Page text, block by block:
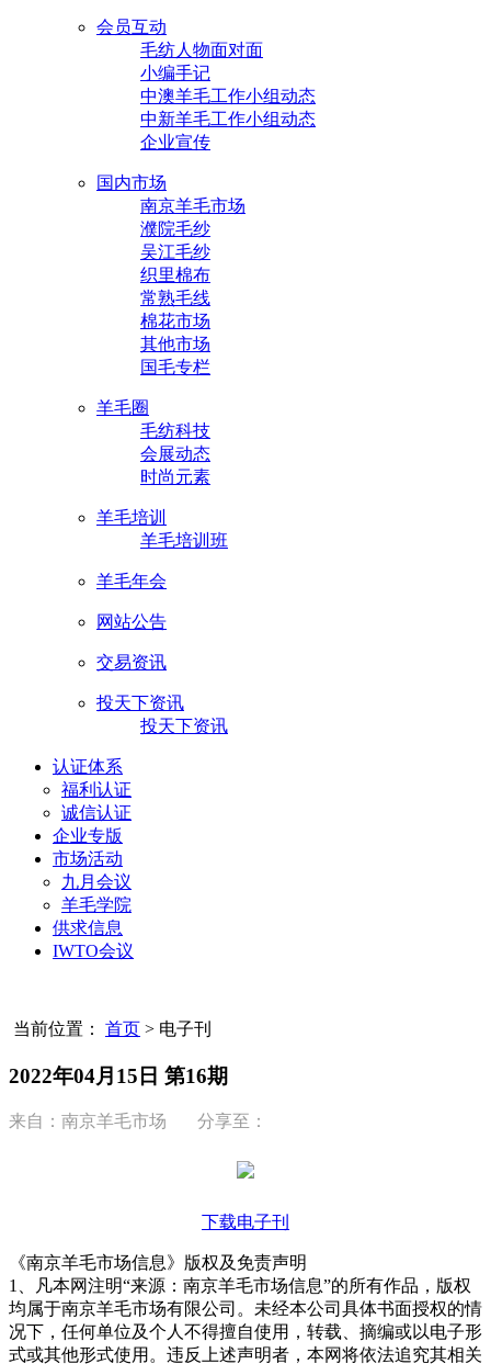
会员互动
毛纺人物面对面
小编手记
中澳羊毛工作小组动态
中新羊毛工作小组动态
企业宣传
国内市场
南京羊毛市场
濮院毛纱
吴江毛纱
织里棉布
常熟毛线
棉花市场
其他市场
国毛专栏
羊毛圈
毛纺科技
会展动态
时尚元素
羊毛培训
羊毛培训班
羊毛年会
网站公告
交易资讯
投天下资讯
投天下资讯
认证体系
福利认证
诚信认证
企业专版
市场活动
九月会议
羊毛学院
供求信息
IWTO会议
当前位置： 首页 > 电子刊
2022年04月15日 第16期
来自：南京羊毛市场 分享至：
下载电子刊
《南京羊毛市场信息》版权及免责声明
1、凡本网注明“来源：南京羊毛市场信息”的所有作品，版权
均属于南京羊毛市场有限公司。未经本公司具体书面授权的情
况下，任何单位及个人不得擅自使用，转载、摘编或以电子形
式或其他形式使用。违反上述声明者，本网将依法追究其相关